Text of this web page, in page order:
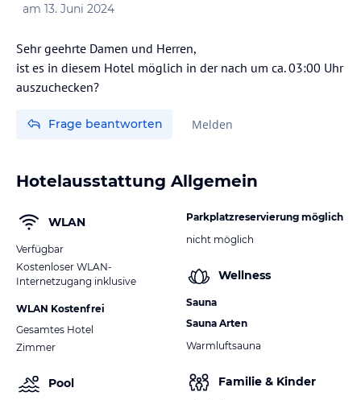
am 13. Juni 2024
Sehr geehrte Damen und Herren,
ist es in diesem Hotel möglich in der nach um ca. 03:00 Uhr
auszuchecken?
Frage beantworten Melden
Hotelausstattung Allgemein
WLAN
Verfügbar
Kostenloser WLAN-
Internetzugang inklusive
WLAN Kostenfrei
Gesamtes Hotel
Zimmer
Pool
Parkplatzreservierung möglich
nicht möglich
Wellness
Sauna
Sauna Arten
Warmluftsauna
Familie & Kinder